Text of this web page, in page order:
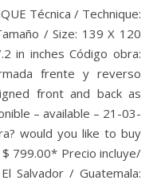
/ Size: 139 X 120
in inches Código obra:
frente y reverso
front and back as
– available – 21-03-
would you like to buy
799.00* Precio incluye/
Salvador / Guatemala: